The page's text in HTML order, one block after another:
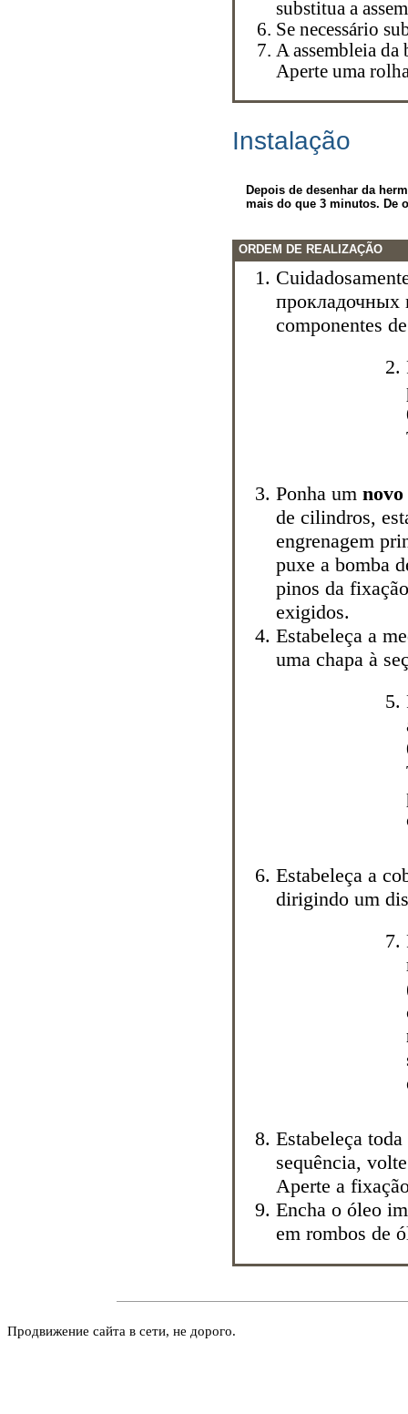
substitua a
Se necessário
A assembleia da
Aperte uma
Instalação
Depois de desenhar da
mais do que 3 minutos. De
ORDEM DE REALIZAÇÃO
прокладочных
componentes
Ponha um novo
de cilindros,
engrenagem
puxe a bomba
pinos da
exigidos.
Estabeleça a
uma chapa à
Estabeleça a
dirigindo um
Estabeleça
sequência,
Aperte a
Encha o óleo
em rombos de
Продвижение сайта в сети, не дорого.